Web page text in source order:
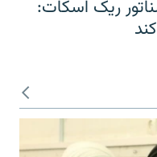
ریک اسکات: